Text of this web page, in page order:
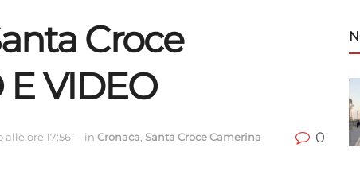
Croce
VIDEO
ore 17:56 - in Cronaca, Santa Croce Camerina 0